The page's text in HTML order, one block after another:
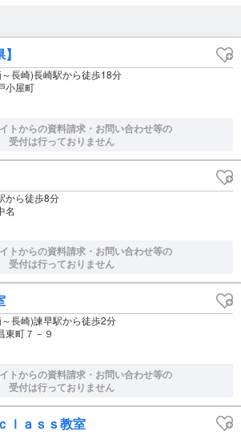
長崎)長崎駅から徒歩18分
小屋町
トからの資料請求・お問い合わせ等の
受付は行っておりません
から徒歩8分
名
トからの資料請求・お問い合わせ等の
受付は行っておりません
長崎)諫早駅から徒歩2分
東町７－９
トからの資料請求・お問い合わせ等の
受付は行っておりません
ｌａｓｓ教室